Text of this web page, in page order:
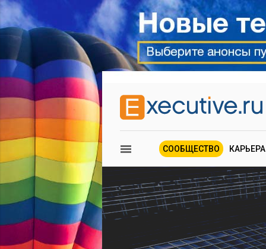
СООБЩЕСТВО КАРЬЕРА